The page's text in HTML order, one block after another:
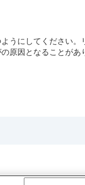
うにしてください。
原因となることがあ